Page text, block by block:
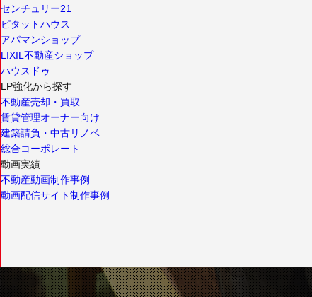
センチュリー21
ピタットハウス
アパマンショップ
LIXIL不動産ショップ
ハウスドゥ
LP強化から探す
不動産売却・買取
賃貸管理オーナー向け
建築請負・中古リノベ
総合コーポレート
動画実績
不動産動画制作事例
動画配信サイト制作事例